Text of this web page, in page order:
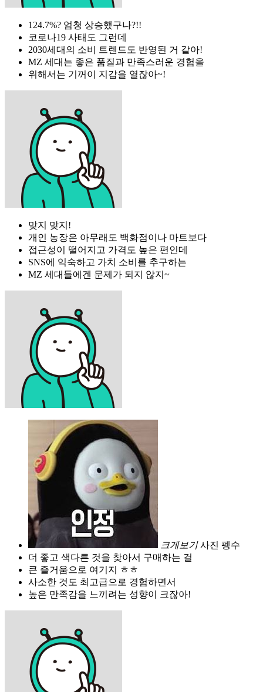
124.7%? 엄청 상승했구나?!!
코로나19 사태도 그런데
2030세대의 소비 트렌드도 반영된 거 같아!
MZ 세대는 좋은 품질과 만족스러운 경험을
위해서는 기꺼이 지갑을 열잖아~!
맞지 맞지!
개인 농장은 아무래도 백화점이나 마트보다
접근성이 떨어지고 가격도 높은 편인데
SNS에 익숙하고 가치 소비를 추구하는
MZ 세대들에겐 문제가 되지 않지~
크게보기 사진 펭수
더 좋고 색다른 것을 찾아서 구매하는 걸
큰 즐거움으로 여기지 ㅎㅎ
사소한 것도 최고급으로 경험하면서
높은 만족감을 느끼려는 성향이 크잖아!